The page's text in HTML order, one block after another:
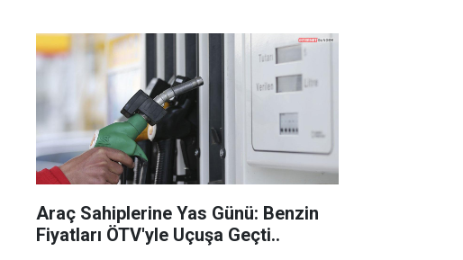
Araç Sahiplerine Yas Günü: Benzin
Fiyatları ÖTV'yle Uçuşa Geçti..